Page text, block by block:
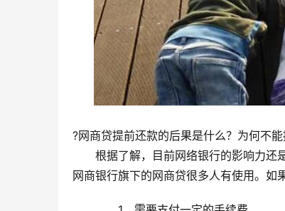
?网商贷提前还款的后果是什么？为何不能
根据了解，目前网络银行的影响力还是
网商银行旗下的网商贷很多人有使用。如